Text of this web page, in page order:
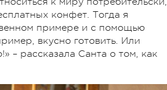
конфет. Тогда я
примере и с помощью
вкусно готовить. Или
– рассказала Санта о том, как